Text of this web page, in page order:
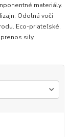
materiály.
Odolná voči
Eco-priateľské,
sily.